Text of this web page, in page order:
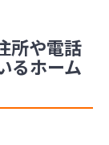
所や電話
るホーム